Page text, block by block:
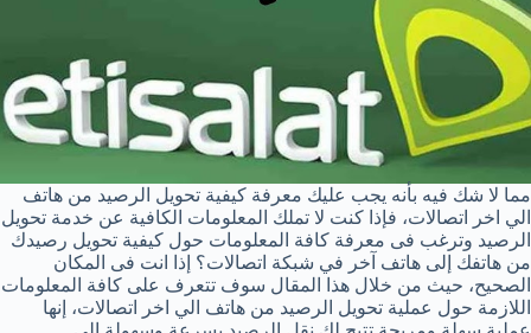
مما لا شك فيه بأنه يجب عليك معرفة كيفية تحويل الرصيد من هاتف
الي اخر اتصالات، فإذا كنت لا تملك المعلومات الكافية عن خدمة تحويل
الرصيد وترغب فى معرفة كافة المعلومات حول كيفية تحويل رصيدك
من هاتفك إلى هاتف آخر في شبكة اتصالات؟ إذا انت فى المكان
الصحيح، حيث من خلال هذا المقال سوف تتعرف على كافة المعلومات
اللازمة حول عملية تحويل الرصيد من هاتف الي اخر اتصالات، إنها